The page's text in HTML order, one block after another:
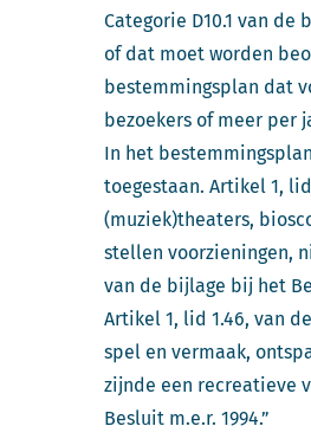
Categorie D10.1 van
of dat moet worden
bestemmingsplan dat
bezoekers of meer per
In het
toegestaan. Artikel 1,
(muziek)theaters,
stellen voorzieningen,
van de bijlage bij het
Artikel 1, lid 1.46, van
spel en vermaak,
zijnde een recreatieve
Besluit m.e.r. 1994.”